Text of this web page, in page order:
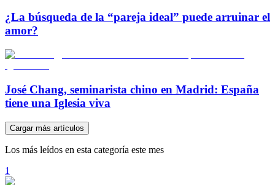
¿La búsqueda de la “pareja ideal” puede arruinar el
amor?
José Chang, seminarista chino en Madrid: España
tiene una Iglesia viva
Cargar más artículos
Los más leídos en esta categoría este mes
1